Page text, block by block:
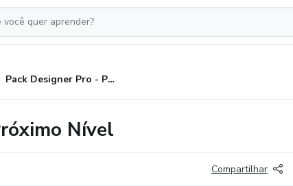
Pack Designer Pro - Pack do Próximo Nível
Nível
Compartilhar